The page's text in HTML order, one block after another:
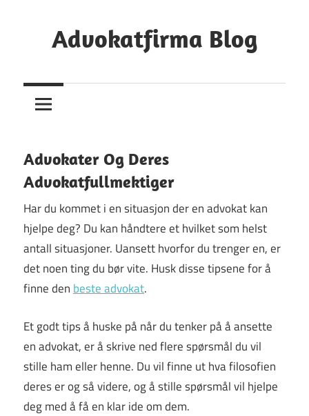
contentAdvokatfirma Blog
Guide
En
Advokat
Advokater Og Deres
Advokatfullmektiger
Har du kommet i en situasjon der en advokat kan
hjelpe deg? Du kan håndtere et hvilket som helst
antall situasjoner. Uansett hvorfor du trenger en, er
det noen ting du bør vite. Husk disse tipsene for å
finne denbeste advokat.
Et godt tips å huske på når du tenker på å ansette
en advokat, er å skrive ned flere spørsmål du vil
stille ham eller henne. Du vil finne ut hva filosofien
deres er og så videre, og å stille spørsmål vil hjelpe
deg med å få en klar ide om dem.